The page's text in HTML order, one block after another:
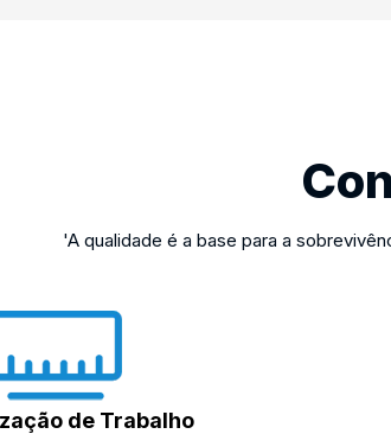
'A qualidade é a base para a
de Trabalho